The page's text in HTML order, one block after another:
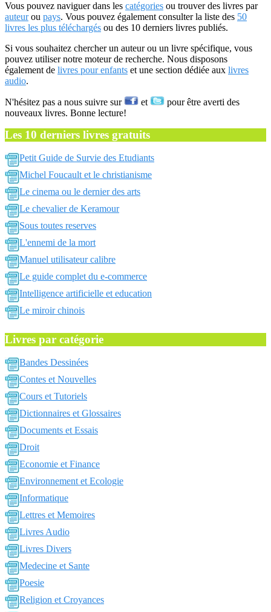
Vous pouvez naviguer dans les catégories ou trouver des livres par
auteurou pays. Vous pouvez également consulter la liste des 50
livres les plus téléchargés ou des 10 derniers livres publiés.
Si vous souhaitez chercher un auteur ou un livre spécifique, vous
pouvez utiliser notre moteur de recherche. Nous disposons
également de livres pour enfants et une section dédiée aux livres
audio.
N'hésitez pas a nous suivre sur et
pour être averti des
nouveaux livres. Bonne lecture!
Les 10 derniers livres gratuits
Petit Guide de Survie des Etudiants
Michel Foucault et le christianisme
Le cinema ou le dernier des arts
Le chevalier de Keramour
Sous toutes reserves
L'ennemi de la mort
Manuel utilisateur calibre
Le guide complet du e-commerce
Intelligence artificielle et education
Le miroir chinois
Livres par catégorie
Bandes Dessinées
Contes et Nouvelles
Cours et Tutoriels
Dictionnaires et Glossaires
Documents et Essais
Droit
Economie et Finance
Environnement et Ecologie
Informatique
Lettres et Memoires
Livres Audio
Livres Divers
Medecine et Sante
Poesie
Religion et Croyances